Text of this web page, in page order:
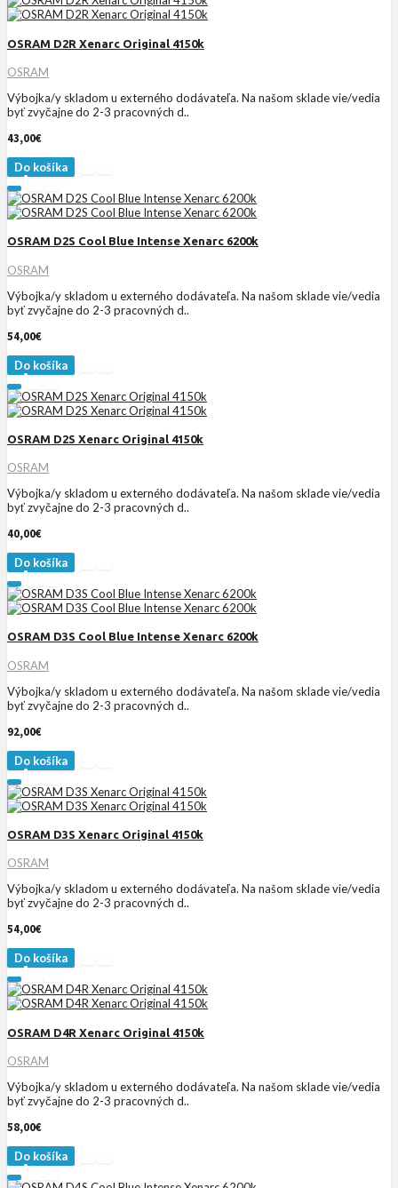
OSRAM D2R Xenarc Original 4150k
OSRAM
Výbojka/y skladom u externého dodávateľa. Na našom sklade vie/vedia
byť zvyčajne do 2-3 pracovných d..
43,00€
Do košíka
OSRAM D2S Cool Blue Intense Xenarc 6200k
OSRAM
Výbojka/y skladom u externého dodávateľa. Na našom sklade vie/vedia
byť zvyčajne do 2-3 pracovných d..
54,00€
Do košíka
OSRAM D2S Xenarc Original 4150k
OSRAM
Výbojka/y skladom u externého dodávateľa. Na našom sklade vie/vedia
byť zvyčajne do 2-3 pracovných d..
40,00€
Do košíka
OSRAM D3S Cool Blue Intense Xenarc 6200k
OSRAM
Výbojka/y skladom u externého dodávateľa. Na našom sklade vie/vedia
byť zvyčajne do 2-3 pracovných d..
92,00€
Do košíka
OSRAM D3S Xenarc Original 4150k
OSRAM
Výbojka/y skladom u externého dodávateľa. Na našom sklade vie/vedia
byť zvyčajne do 2-3 pracovných d..
54,00€
Do košíka
OSRAM D4R Xenarc Original 4150k
OSRAM
Výbojka/y skladom u externého dodávateľa. Na našom sklade vie/vedia
byť zvyčajne do 2-3 pracovných d..
58,00€
Do košíka